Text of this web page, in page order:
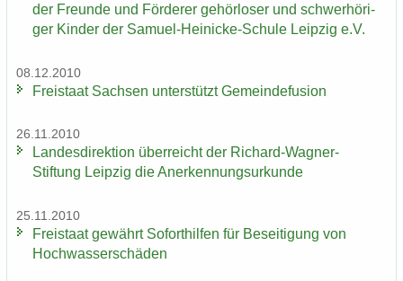
der Freun­de und För­de­rer ge­hör­lo­ser und schwer­hö­ri­
ger Kin­der der Samuel-​Heinicke-Schule Leip­zig e.V.
08.12.2010
Frei­staat Sach­sen un­ter­stützt Ge­mein­de­fu­si­on
26.11.2010
Lan­des­di­rek­ti­on über­reicht der Richard-​Wagner-
Stiftung Leip­zig die An­er­ken­nungs­ur­kun­de
25.11.2010
Frei­staat ge­währt So­fort­hil­fen für Be­sei­ti­gung von
Hoch­was­ser­schä­den